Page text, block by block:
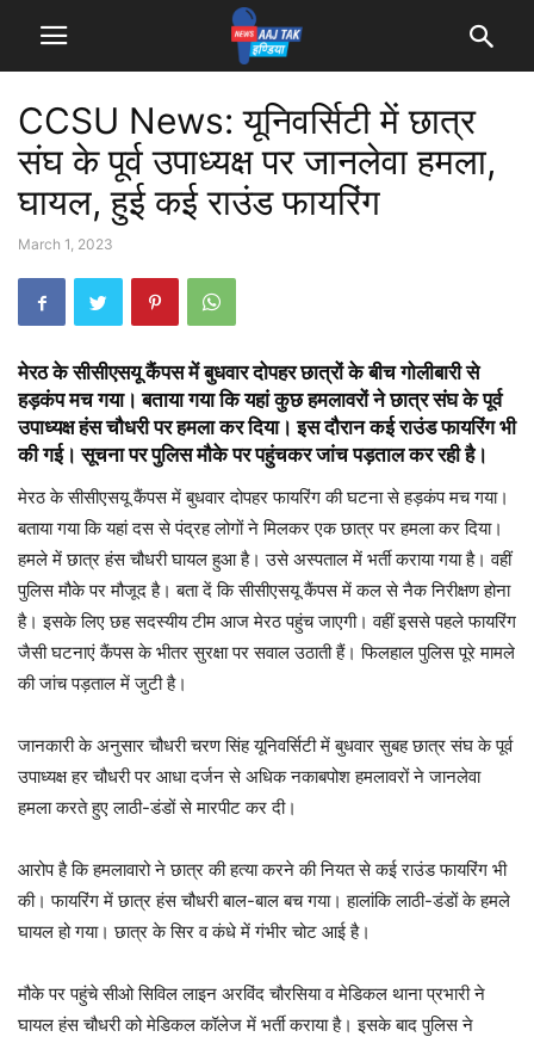
CCSU News: यूनिवर्सिटी में छात्र
संघ के पूर्व उपाध्यक्ष पर जानलेवा हमला,
घायल, हुई कई राउंड फायरिंग
March 1, 2023
मेरठ के सीसीएसयू कैंपस में बुधवार दोपहर छात्रों के बीच गोलीबारी से
हड़कंप मच गया। बताया गया कि यहां कुछ हमलावरों ने छात्र संघ के पूर्व
उपाध्यक्ष हंस चौधरी पर हमला कर दिया। इस दौरान कई राउंड फायरिंग भी
की गई। सूचना पर पुलिस मौके पर पहुंचकर जांच पड़ताल कर रही है।
मेरठ के सीसीएसयू कैंपस में बुधवार दोपहर फायरिंग की घटना से हड़कंप मच गया।
बताया गया कि यहां दस से पंद्रह लोगों ने मिलकर एक छात्र पर हमला कर दिया।
हमले में छात्र हंस चौधरी घायल हुआ है। उसे अस्पताल में भर्ती कराया गया है। वहीं
पुलिस मौके पर मौजूद है। बता दें कि सीसीएसयू कैंपस में कल से नैक निरीक्षण होना
है। इसके लिए छह सदस्यीय टीम आज मेरठ पहुंच जाएगी। वहीं इससे पहले फायरिंग
जैसी घटनाएं कैंपस के भीतर सुरक्षा पर सवाल उठाती हैं। फिलहाल पुलिस पूरे मामले
की जांच पड़ताल में जुटी है।
जानकारी के अनुसार चौधरी चरण सिंह यूनिवर्सिटी में बुधवार सुबह छात्र संघ के पूर्व
उपाध्यक्ष हर चौधरी पर आधा दर्जन से अधिक नकाबपोश हमलावरों ने जानलेवा
हमला करते हुए लाठी-डंडों से मारपीट कर दी।
आरोप है कि हमलावारो ने छात्र की हत्या करने की नियत से कई राउंड फायरिंग भी
की। फायरिंग में छात्र हंस चौधरी बाल-बाल बच गया। हालांकि लाठी-डंडों के हमले
घायल हो गया। छात्र के सिर व कंधे में गंभीर चोट आई है।
मौके पर पहुंचे सीओ सिविल लाइन अरविंद चौरसिया व मेडिकल थाना प्रभारी ने
घायल हंस चौधरी को मेडिकल कॉलेज में भर्ती कराया है। इसके बाद पुलिस ने